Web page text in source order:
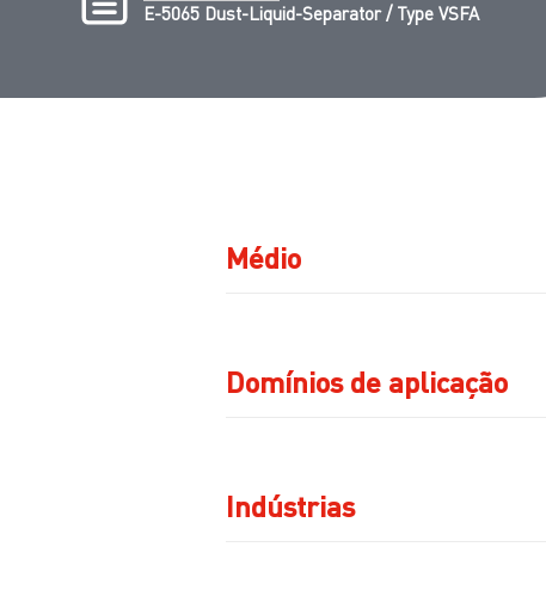
E-5065 Dust-Liquid-Separator / Type VSFA
Médio
Domínios de aplicação
Indústrias